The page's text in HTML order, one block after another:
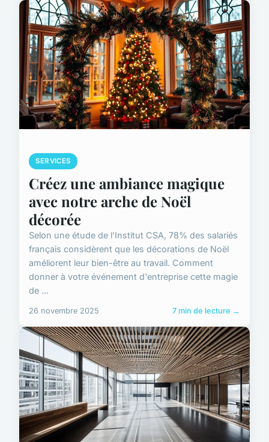
SERVICES
Créez une ambiance magique
avec notre arche de Noël
décorée
Selon une étude de l'Institut CSA, 78% des salariés
français considèrent que les décorations de Noël
améliorent leur bien-être au travail. Comment
donner à votre événement d'entreprise cette magie
de ...
26 novembre 2025 7 min de lecture →